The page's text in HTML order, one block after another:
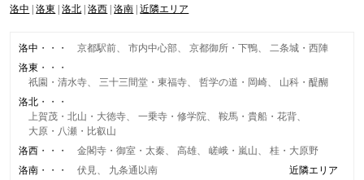
洛中 洛東 洛北 洛西 洛南 近隣エリア
洛中 京都駅前 市内中心部 京都御所・下鴨
二条城・西陣
洛東
祇園・清水寺
三十三間堂・東福寺 哲学の道・岡崎
山科・醍醐
洛北
上賀茂・北山・大徳寺
一乗寺・修学院
鞍馬・貴船・花背
大原・八瀬・比叡山
洛西
金閣寺・御室・太秦 高雄 嵯峨・嵐山
桂・大原野
洛南
伏見 九条通以南
近隣エリア